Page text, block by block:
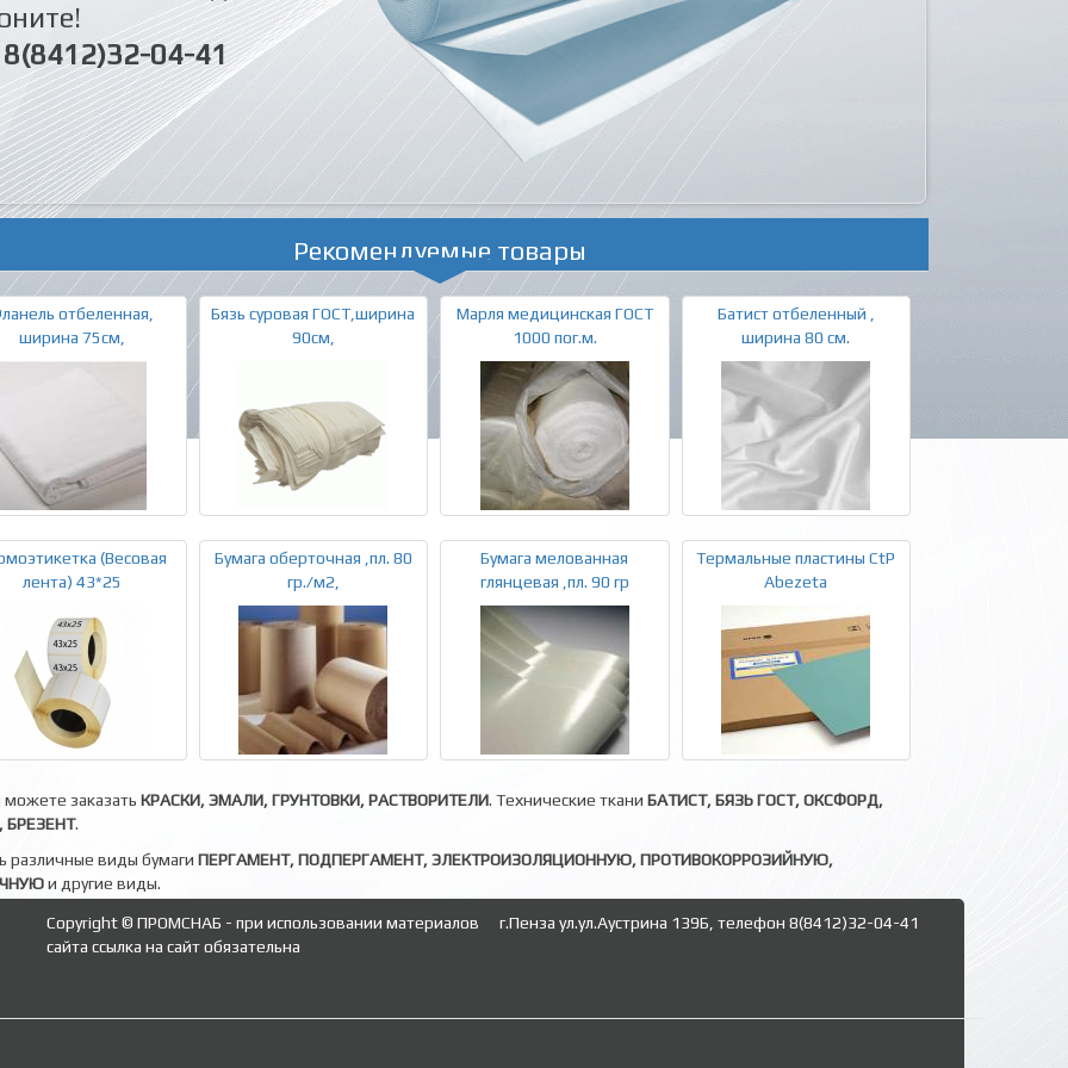
8(8412)32-04-41
Рекомендуемые товары
отбеленная,
ширина 75см,
Бязь суровая ГОСТ,ширина
90см,
Марля медицинская ГОСТ
1000 пог.м.
Батист отбеленный ,
ширина 80 см.
(Весовая
лента) 43*25
Бумага оберточная ,пл. 80
гр./м2,
Бумага мелованная
глянцевая ,пл. 90 гр
Термальные пластины CtP
Abezeta
можете заказать КРАСКИ, ЭМАЛИ, ГРУНТОВКИ, РАСТВОРИТЕЛИ. Технические ткани БАТИСТ, БЯЗЬ ГОСТ, ОКСФОРД,
.
различные виды бумаги ПЕРГАМЕНТ, ПОДПЕРГАМЕНТ, ЭЛЕКТРОИЗОЛЯЦИОННУЮ, ПРОТИВОКОРРОЗИЙНУЮ,
и другие виды.
Copyright © ПРОМСНАБ - при использовании материалов
сайта ссылка на сайт обязательна
г.Пенза ул.ул.Аустрина 139Б, телефон 8(8412)32-04-41